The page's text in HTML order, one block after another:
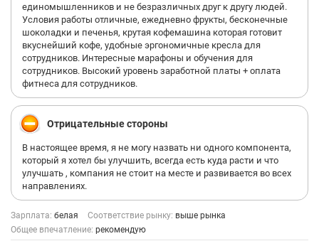
единомышленников и не безразличных друг к другу людей.
Условия работы отличные, ежедневно фрукты, бесконечные
шоколадки и печенья, крутая кофемашина которая готовит
вкуснейший кофе, удобные эргономичные кресла для
сотрудников. Интересные марафоны и обучения для
сотрудников. Высокий уровень заработной платы + оплата
фитнеса для сотрудников.
Отрицательные стороны
В настоящее время, я не могу назвать ни одного компонента,
который я хотел бы улучшить, всегда есть куда расти и что
улучшать , компания не стоит на месте и развивается во всех
направлениях.
Зарплата: белая Соответствие рынку: выше рынка
Общее впечатление: рекомендую